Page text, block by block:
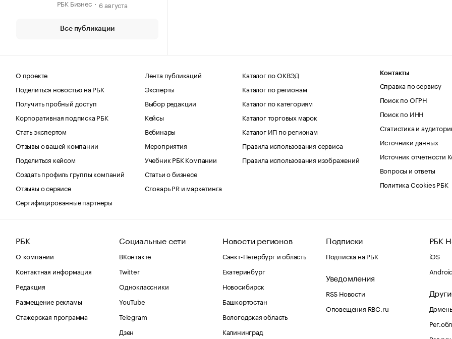
РБК Бизнес
6 августа
Все публикации
О проекте
Поделиться новостью на РБК
Получить пробный доступ
Корпоративная подписка РБК
Стать экспертом
Отзывы о вашей компании
Поделиться кейсом
Создать профиль группы компаний
Отзывы о сервисе
Сертифицированные партнеры
Лента публикаций
Эксперты
Выбор редакции
Кейсы
Вебинары
Мероприятия
Учебник РБК Компании
Статьи о бизнесе
Словарь PR и маркетинга
Каталог по ОКВЭД
Каталог по регионам
Каталог по категориям
Каталог торговых марок
Каталог ИП по регионам
Правила использования сервиса
Правила использования изображений
Контакты
Справка по сервису
Поиск по ОГРН
Поиск по ИНН
Статистика и
Источники данных
Источник отчетности
Вопросы и ответы
Политика Cookies РБК
РБК
О компании
Контактная информация
Редакция
Размещение рекламы
Стажерская программа
Социальные сети
ВКонтакте
Twitter
Одноклассники
YouTube
Telegram
Дзен
Новости регионов
Санкт-Петербург и область
Екатеринбург
Новосибирск
Башкортостан
Вологодская область
Калининград
Подписки
Подписка на РБК
Уведомления
RSS Новости
Оповещения RBC.ru
РБК
iOS